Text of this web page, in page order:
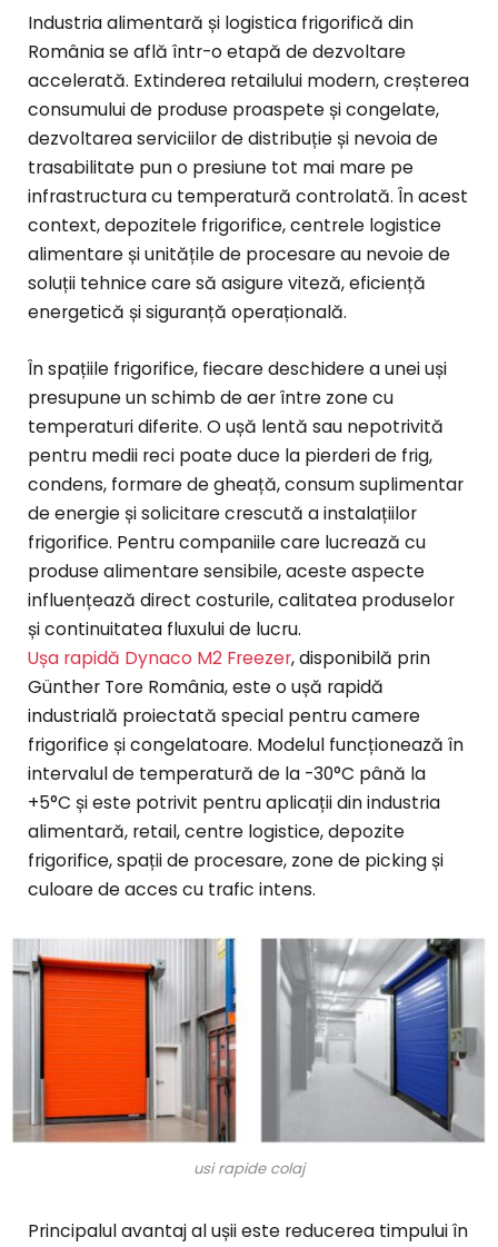
Industria alimentară și logistica frigorifică din
România se află într-o etapă de dezvoltare
accelerată. Extinderea retailului modern, creșterea
consumului de produse proaspete și congelate,
dezvoltarea serviciilor de distribuție și nevoia de
trasabilitate pun o presiune tot mai mare pe
infrastructura cu temperatură controlată. În acest
context, depozitele frigorifice, centrele logistice
alimentare și unitățile de procesare au nevoie de
soluții tehnice care să asigure viteză, eficiență
energetică și siguranță operațională.
În spațiile frigorifice, fiecare deschidere a unei uși
presupune un schimb de aer între zone cu
temperaturi diferite. O ușă lentă sau nepotrivită
pentru medii reci poate duce la pierderi de frig,
condens, formare de gheață, consum suplimentar
de energie și solicitare crescută a instalațiilor
frigorifice. Pentru companiile care lucrează cu
produse alimentare sensibile, aceste aspecte
influențează direct costurile, calitatea produselor
și continuitatea fluxului de lucru.
Ușa rapidă Dynaco M2 Freezer, disponibilă prin
Günther Tore România, este o ușă rapidă
industrială proiectată special pentru camere
frigorifice și congelatoare. Modelul funcționează în
intervalul de temperatură de la -30°C până la
+5°C și este potrivit pentru aplicații din industria
alimentară, retail, centre logistice, depozite
frigorifice, spații de procesare, zone de picking și
culoare de acces cu trafic intens.
usi rapide colaj
Principalul avantaj al ușii este reducerea timpului în